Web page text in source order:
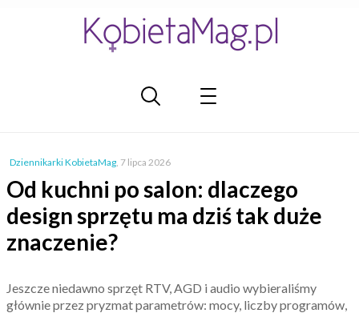
Dziennikarki KobietaMag, 7 lipca 2026
Od kuchni po salon: dlaczego
design sprzętu ma dziś tak duże
znaczenie?
Jeszcze niedawno sprzęt RTV, AGD i audio wybieraliśmy
głównie przez pryzmat parametrów: mocy, liczby programów,